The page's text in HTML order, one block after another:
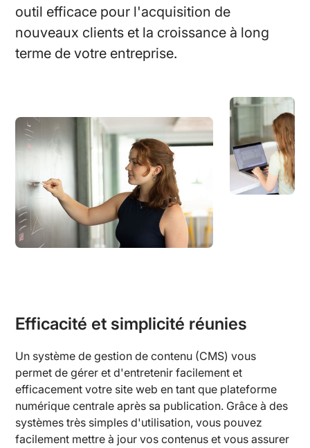
outil efficace pour l'acquisition de
nouveaux clients et la croissance à long
terme de votre entreprise.
Efficacité et simplicité réunies
Un système de gestion de contenu (CMS) vous
permet de gérer et d'entretenir facilement et
efficacement votre site web en tant que plateforme
numérique centrale après sa publication. Grâce à des
systèmes très simples d'utilisation, vous pouvez
facilement mettre à jour vos contenus et vous assurer